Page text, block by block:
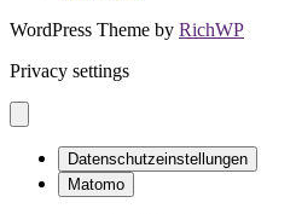
WordPress Theme by RichWP
Privacy settings
Datenschutzeinstellungen
Matomo